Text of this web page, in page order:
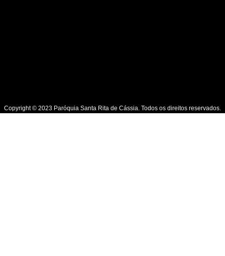
Copyright © 2023 Paróquia Santa Rita de Cássia. Todos os direitos reservados.